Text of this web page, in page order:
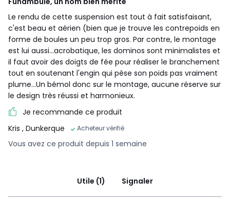
Le rendu de cette suspension est tout à fait satisfaisant,
c'est beau et aérien (bien que je trouve les contrepoids en
forme de boules un peu trop gros. Par contre, le montage
est lui aussi...acrobatique, les dominos sont minimalistes et
il faut avoir des doigts de fée pour réaliser le branchement
tout en soutenant l'engin qui pèse son poids pas vraiment
plume...Un bémol donc sur le montage, aucune réserve sur
le design très réussi et harmonieux.
Je recommande ce produit
Kris , Dunkerque Acheteur vérifié
Vous avez ce produit depuis 1 semaine
Utile (1) Signaler